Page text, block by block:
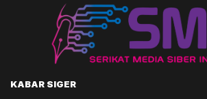
KABAR SIGER